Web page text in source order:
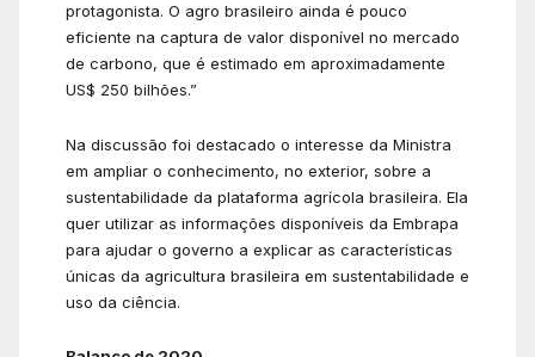
protagonista. O agro brasileiro ainda é pouco
eficiente na captura de valor disponível no mercado
de carbono, que é estimado em aproximadamente
US$ 250 bilhões.”
Na discussão foi destacado o interesse da Ministra
em ampliar o conhecimento, no exterior, sobre a
sustentabilidade da plataforma agrícola brasileira. Ela
quer utilizar as informações disponíveis da Embrapa
para ajudar o governo a explicar as características
únicas da agricultura brasileira em sustentabilidade e
uso da ciência.